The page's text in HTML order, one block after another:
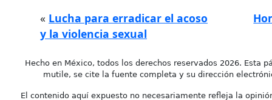
« Lucha para erradicar el acoso
y la violencia sexual
Hecho en México, todos los derechos reservados 2026. Esta
mutile, se cite la fuente completa y su dirección
El contenido aquí expuesto no necesariamente refleja la